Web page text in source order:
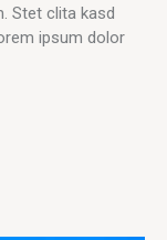
Stet clita kasd
ipsum dolor